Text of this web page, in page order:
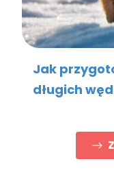
Jak
długich